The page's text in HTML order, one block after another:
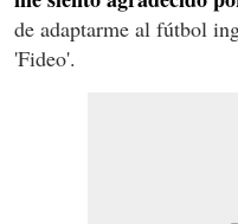
de adaptarme al fútbol
'Fideo'.